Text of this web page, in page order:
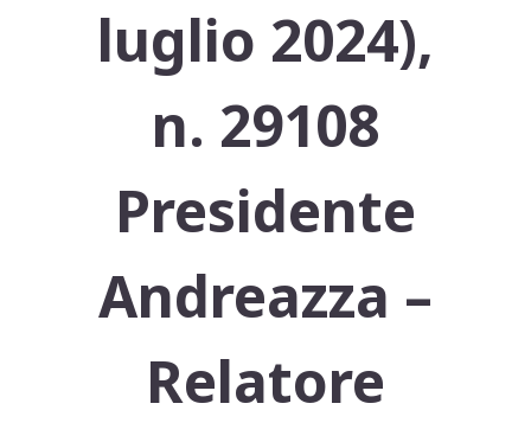
luglio 2024),
n. 29108
Presidente
Andreazza –
Relatore